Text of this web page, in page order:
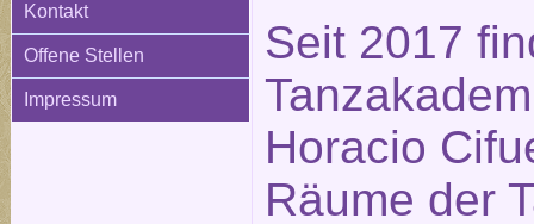
Kontakt
Offene Stellen
Impressum
Seit 2017
Horacio
Räume der